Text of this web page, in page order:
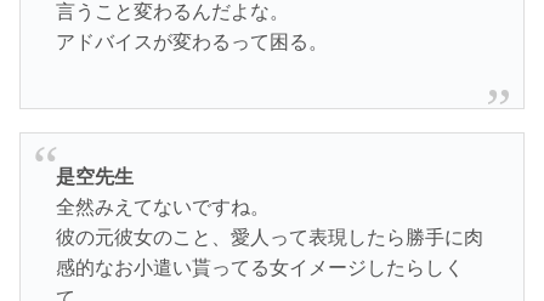
言うこと変わるんだよな。
アドバイスが変わるって困る。
是空先生
全然みえてないですね。
彼の元彼女のこと、愛人って表現したら勝手に肉
感的なお小遣い貰ってる女イメージしたらしく